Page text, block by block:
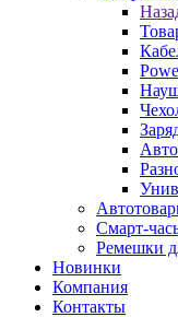
Смарт-
Ремешки
Новинки
Компания
Контакты